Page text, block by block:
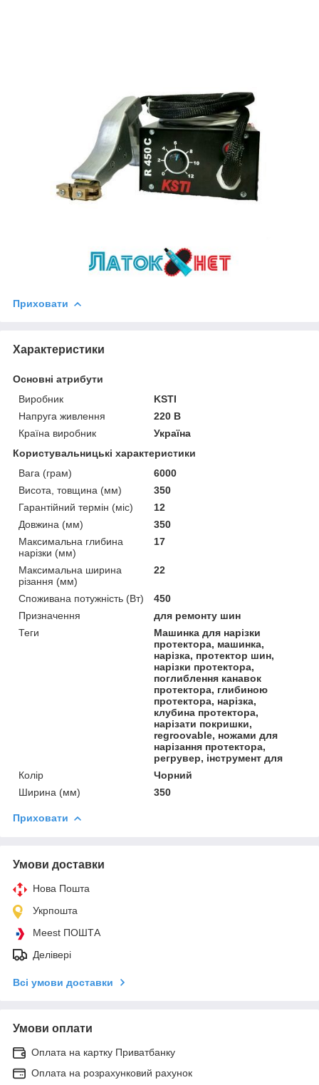
Приховати
Характеристики
Основні атрибути
Виробник
KSTI
Напруга живлення
220 В
Країна виробник
Україна
Користувальницькі характеристики
Вага (грам)
6000
Висота, товщина (мм)
350
Гарантійний термін (міс)
12
Довжина (мм)
350
Максимальна глибина
нарізки (мм)
17
Максимальна ширина
різання (мм)
22
Споживана потужність (Вт)
450
Призначення
для ремонту шин
Теги
Машинка для нарізки
протектора, машинка,
нарізка, протектор шин,
нарізки протектора,
поглиблення канавок
протектора, глибиною
протектора, нарізка,
клубина протектора,
нарізати покришки,
regroovable, ножами для
нарізання протектора,
регрувер, інструмент для
Колір
Чорний
Ширина (мм)
350
Приховати
Умови доставки
Нова Пошта
Укрпошта
Meest ПОШТА
Делівері
Всі умови доставки
Умови оплати
Оплата на картку Приватбанку
Оплата на розрахунковий рахунок